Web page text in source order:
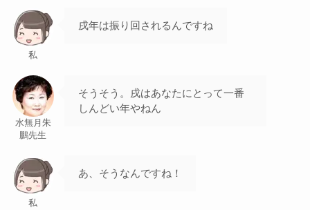
私
戌年は振り回されるんですね
水無月朱
鵬先生
そうそう。戌はあなたにとって一番
しんどい年やねん
私
あ、そうなんですね！